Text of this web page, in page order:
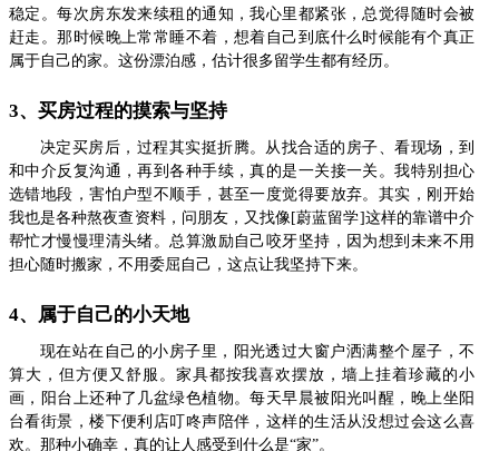
稳定。每次房东发来续租的通知，我心里都紧张，总觉得随时会被
赶走。那时候晚上常常睡不着，想着自己到底什么时候能有个真正
属于自己的家。这份漂泊感，估计很多留学生都有经历。
3、买房过程的摸索与坚持
决定买房后，过程其实挺折腾。从找合适的房子、看现场，到
和中介反复沟通，再到各种手续，真的是一关接一关。我特别担心
选错地段，害怕户型不顺手，甚至一度觉得要放弃。其实，刚开始
我也是各种熬夜查资料，问朋友，又找像[蔚蓝留学]这样的靠谱中介
帮忙才慢慢理清头绪。总算激励自己咬牙坚持，因为想到未来不用
担心随时搬家，不用委屈自己，这点让我坚持下来。
4、属于自己的小天地
现在站在自己的小房子里，阳光透过大窗户洒满整个屋子，不
算大，但方便又舒服。家具都按我喜欢摆放，墙上挂着珍藏的小
画，阳台上还种了几盆绿色植物。每天早晨被阳光叫醒，晚上坐阳
台看街景，楼下便利店叮咚声陪伴，这样的生活从没想过会这么喜
欢。那种小确幸，真的让人感受到什么是“家”。